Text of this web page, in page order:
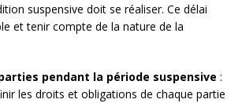
suspensive doit se réaliser. Ce délai
et tenir compte de la nature de la
pendant la période suspensive :
les droits et obligations de chaque partie